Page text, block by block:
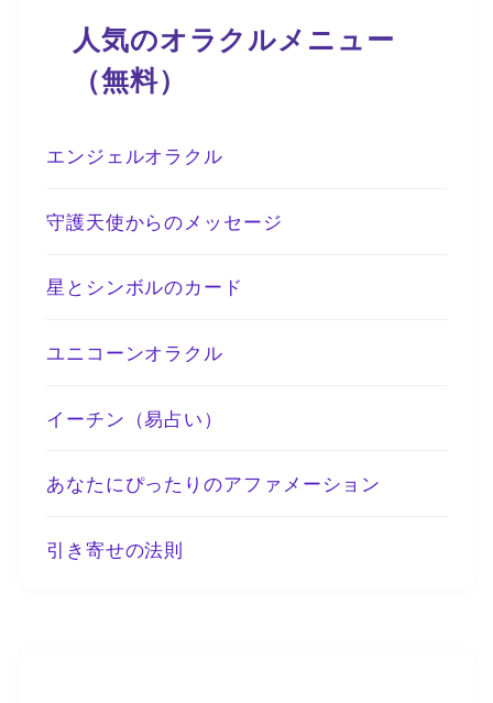
人気のオラクルメニュー
（無料）
エンジェルオラクル
守護天使からのメッセージ
星とシンボルのカード
ユニコーンオラクル
イーチン（易占い）
あなたにぴったりのアファメーション
引き寄せの法則